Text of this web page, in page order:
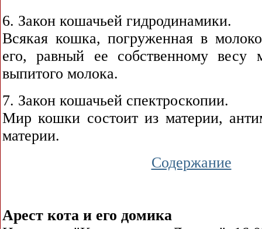
6. Закон кошачьей гидродинамики.
Всякая кошка, погруженная в
его, равный ее собственному весу
выпитого молока.
7. Закон кошачьей спектроскопии.
Мир кошки состоит из материи,
материи.
Содержание
Арест кота и его домика